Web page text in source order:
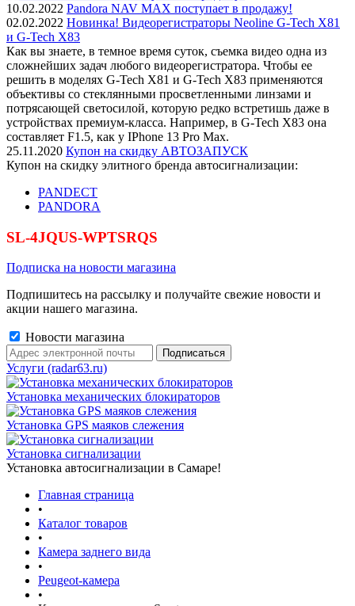
10.02.2022 Pandora NAV MAX поступает в продажу!
02.02.2022 Новинка! Видеорегистраторы Neoline G-Tech X81
и G-Tech X83
Как вы знаете, в темное время суток, съемка видео одна из
сложнейших задач любого видеорегистратора. Чтобы ее
решить в моделях G-Tech X81 и G-Tech X83 применяются
объективы со стеклянными просветленными линзами и
потрясающей светосилой, которую редко встретишь даже в
устройствах премиум-класса. Например, в G-Tech X83 она
составляет F1.5, как у IPhone 13 Pro Max.
25.11.2020 Купон на скидку АВТОЗАПУСК
Купон на скидку элитного бренда автосигнализации:
PANDECT
PANDORA
SL-4JQUS-WPTSRQS
Подписка на новости магазина
Подпишитесь на рассылку и получайте свежие новости и
акции нашего магазина.
Новости магазина
Услуги (radar63.ru)
Установка механических блокираторов
Установка GPS маяков слежения
Установка сигнализации
Установка автосигнализации в Самаре!
Главная страница
•
Каталог товаров
•
Камера заднего вида
•
Peugeot-камера
•